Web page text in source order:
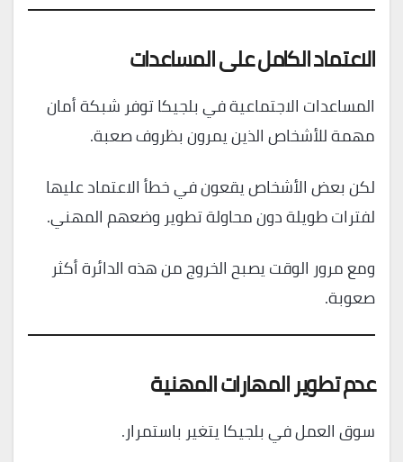
الاعتماد الكامل على المساعدات
المساعدات الاجتماعية في بلجيكا توفر شبكة أمان
مهمة للأشخاص الذين يمرون بظروف صعبة.
لكن بعض الأشخاص يقعون في خطأ الاعتماد عليها
لفترات طويلة دون محاولة تطوير وضعهم المهني.
ومع مرور الوقت يصبح الخروج من هذه الدائرة أكثر
صعوبة.
عدم تطوير المهارات المهنية
سوق العمل في بلجيكا يتغير باستمرار.